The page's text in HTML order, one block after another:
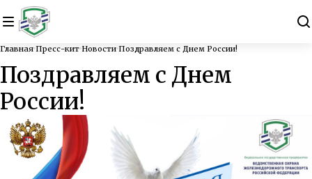
Главная Пресс-кит Новости Поздравляем с Днем России!
Поздравляем с Днем
России!